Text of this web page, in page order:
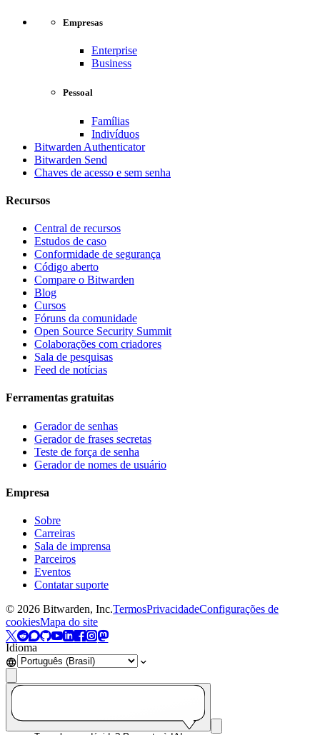
Empresas
Enterprise
Business
Pessoal
Famílias
Indivíduos
Bitwarden Authenticator
Bitwarden Send
Chaves de acesso e sem senha
Recursos
Central de recursos
Estudos de caso
Conformidade de segurança
Código aberto
Compare o Bitwarden
Blog
Cursos
Fóruns da comunidade
Open Source Security Summit
Colaborações com criadores
Sala de pesquisas
Feed de notícias
Ferramentas gratuitas
Gerador de senhas
Gerador de frases secretas
Teste de força de senha
Gerador de nomes de usuário
Empresa
Sobre
Carreiras
Sala de imprensa
Parceiros
Eventos
Contatar suporte
© 2026 Bitwarden, Inc.TermosPrivacidadeConfigurações de
cookiesMapa do site
Idioma